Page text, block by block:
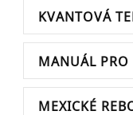
KVANTOVÁ
MANUÁL
MEXICKÉ